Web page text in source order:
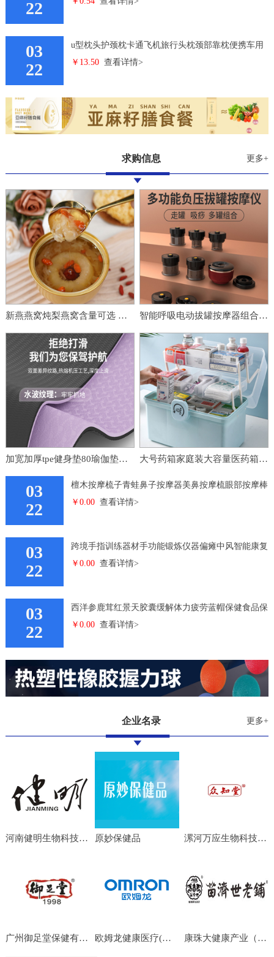
22 艾灸贴磁石贴
03
22
u型枕头护颈枕卡通飞机旅行头枕颈部靠枕便携车用
学生颈椎枕头
￥13.50 查看详情>
求购信息 更多+
新燕燕窝炖梨燕窝含量可选 即食燕窝烤梨 智能呼吸电动拔罐按摩器组合罐留罐电动刮痧仪走罐吸痧负压拔罐器
加宽加厚tpe健身垫80瑜伽垫瑜珈垫防滑家用跳绳地垫垫子 女舞蹈 大号药箱家庭装大容量医药箱家用药品收纳箱多层特大分类药盒
03
22
檀木按摩梳子青蛙鼻子按摩器美鼻按摩梳眼部按摩棒
檀 木按摩梳
￥0.00 查看详情>
03
22
跨境手指训练器材手功能锻炼仪器偏瘫中风智能康复
机器人手套双手
￥0.00 查看详情>
03
22
西洋参鹿茸红景天胶囊缓解体力疲劳蓝帽保健食品保
健品
￥0.00 查看详情>
企业名录 更多+
河南健明生物科技有限公司 原妙保健品 漯河万应生物科技有限公司
广州御足堂保健有限公司 欧姆龙健康医疗(中国)有限公司 康珠大健康产业（成都）集团有限公司